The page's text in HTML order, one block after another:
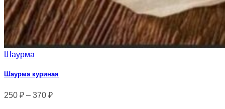
Шаурма
Шаурма куриная
250 ₽ – 370 ₽